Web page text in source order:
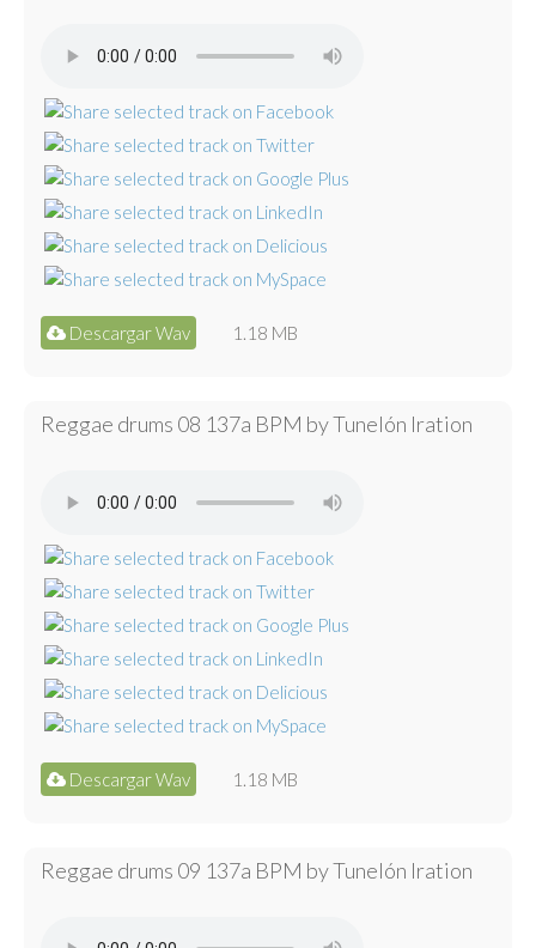
Descargar Wav 1.18 MB
Reggae drums 08 137a BPM by Tunelón Iration
Descargar Wav 1.18 MB
Reggae drums 09 137a BPM by Tunelón Iration